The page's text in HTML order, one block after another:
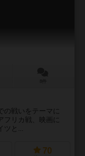
戦いをテーマに
フリカ戦、映画に
ツと...
70